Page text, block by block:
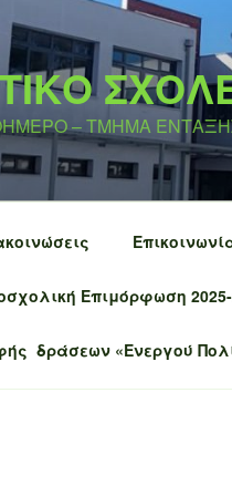
– ΤΜΗΜΑ
Επιμόρφωση
δράσεων «Ενεργού